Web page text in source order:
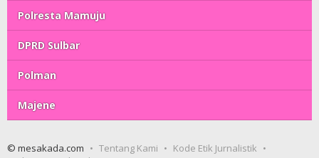
Polresta Mamuju
DPRD Sulbar
Polman
Majene
© mesakada.com Tentang Kami
Kode Etik Jurnalistik